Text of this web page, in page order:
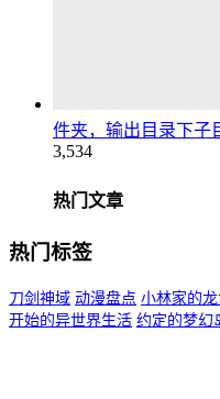
件夹，输出目录下子
3,534
热门文章
热门标签
刀剑神域 动漫盘点 小林家的
开始的异世界生活 约定的梦幻